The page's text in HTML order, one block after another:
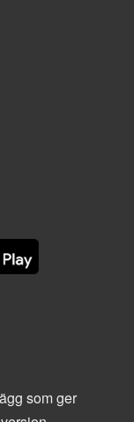
som ger